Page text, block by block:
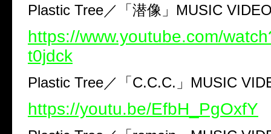
Plastic Tree／「潜像」 MUSIC
https://www.youtube.com/
t0jdck
Plastic Tree／「C.C.C. 」 MUSIC
https://youtu.be/EfbH_PgOxfY